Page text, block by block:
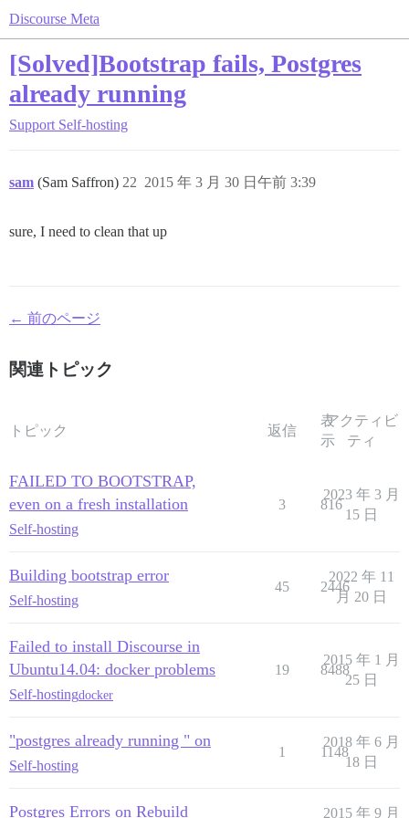
Discourse Meta
[Solved]Bootstrap fails, Postgres
already running
Support Self-hosting
sam (Sam Saffron) 2015 年 3 月 30 日午前 3:39
22
sure, I need to clean that up
← 前のページ
関連トピック
トピック 返信
表
示
アクティビ
ティ
FAILED TO BOOTSTRAP,
even on a fresh installation
Self-hosting
3 816
2023 年 3 月
15 日
Building bootstrap error
Self-hosting
45 2446
2022 年 11
月 20 日
Failed to install Discourse in
Ubuntu14.04: docker problems
Self-hostingdocker
19 8488
2015 年 1 月
25 日
"postgres already running " on
Self-hosting
1 1148
2018 年 6 月
18 日
Postgres Errors on Rebuild 2015 年 9 月